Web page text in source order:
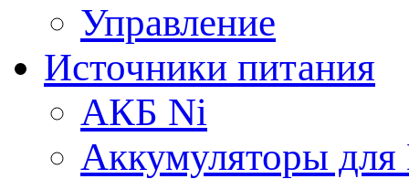
Управление
Источники питания
АКБ Ni
Аккумуляторы